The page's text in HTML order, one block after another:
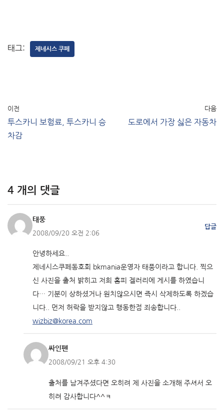
태그: 제네시스 쿠페
이전
투스카니 보험료, 투스카니 승
차감
다음
도로에서 가장 싫은 자동차
4 개의 댓글
태풍
2008/09/20 오전 2:06
답글
안녕하세요..
제네시스쿠페동호회 bkmania운영자 태풍이라고 합니다. 찍으
신 사진을 출처 밝히고 저희 홈피 겔러리에 게시를 하였습니
다… 기분이 상하셨거나 원치않으시면 즉시 삭제하도록 하겠습
니다.. 먼저 허락을 받지않고 행동한점 죄송합니다..
wizbiz@korea.com
싸인펜
2008/09/21 오후 4:30
출처를 남겨주셨다면 오히려 제 사진을 소개해 주셔서 오
히려 감사합니다^^ㅋ